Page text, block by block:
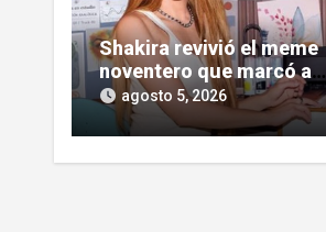
Shakira revivió el meme
noventero que marcó a
toda una generación
agosto 5, 2026